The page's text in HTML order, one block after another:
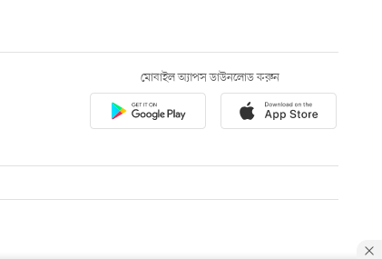
মোবাইল অ্যাপস ডাউনলোড করুন